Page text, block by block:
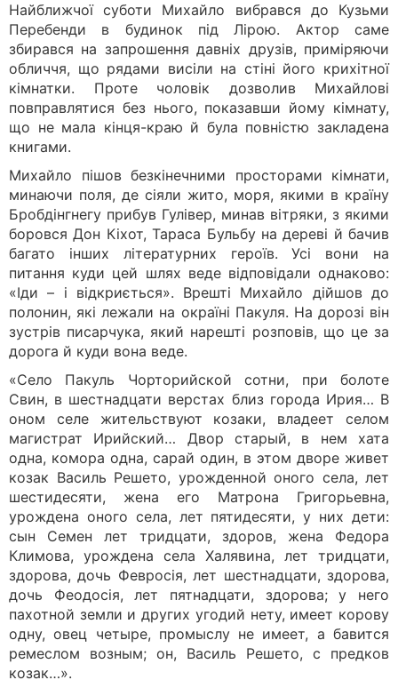
Найближчої суботи Михайло вибрався до Кузьми
Перебенди в будинок під Лірою. Актор саме
збирався на запрошення давніх друзів, приміряючи
обличчя, що рядами висіли на стіні його крихітної
кімнатки. Проте чоловік дозволив Михайлові
повправлятися без нього, показавши йому кімнату,
що не мала кінця-краю й була повністю закладена
книгами.
Михайло пішов безкінечними просторами кімнати,
минаючи поля, де сіяли жито, моря, якими в країну
Бробдінгнегу прибув Гулівер, минав вітряки, з якими
боровся Дон Кіхот, Тараса Бульбу на дереві й бачив
багато інших літературних героїв. Усі вони на
питання куди цей шлях веде відповідали однаково:
«Іди – і відкриється». Врешті Михайло дійшов до
полонин, які лежали на окраїні Пакуля. На дорозі він
зустрів писарчука, який нарешті розповів, що це за
дорога й куди вона веде.
«Село Пакуль Чорторийской сотни, при болоте
Свин, в шестнадцати верстах близ города Ирия… В
оном селе жительствуют козаки, владеет селом
магистрат Ирийский… Двор старый, в нем хата
одна, комора одна, сарай один, в этом дворе живет
козак Василь Решето, урожденной оного села, лет
шестидесяти, жена его Матрона Григорьевна,
урождена оного села, лет пятидесяти, у них дети:
сын Семен лет тридцати, здоров, жена Федора
Климова, урождена села Халявина, лет тридцати,
здорова, дочь Февросія, лет шестнадцати, здорова,
дочь Феодосія, лет пятнадцати, здорова; у него
пахотной земли и других угодий нету, имеет корову
одну, овец четыре, промыслу не имеет, а бавится
ремеслом возным; он, Василь Решето, с предков
козак…».